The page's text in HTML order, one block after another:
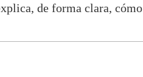
de forma clara,